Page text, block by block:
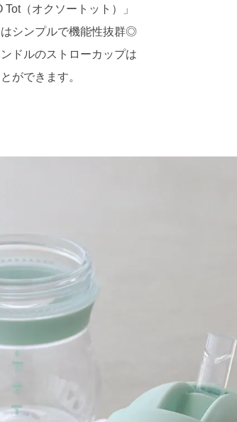
（オクソートット）」
シンプルで機能性抜群◎
ドルのストローカップは
ができます。